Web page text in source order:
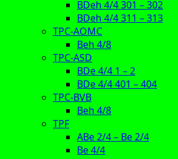
BDeh 4/4 301 – 302
BDeh 4/4 311 – 313
TPC-AOMC
Beh 4/8
TPC-ASD
BDe 4/4 1 – 2
BDe 4/4 401 – 404
TPC-BVB
Beh 4/8
TPF
ABe 2/4 – Be 2/4
Be 4/4